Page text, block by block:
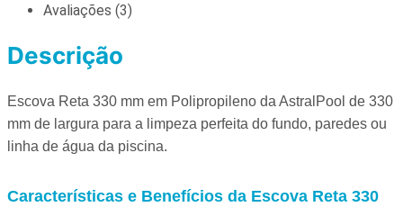
Avaliações (3)
Descrição
Escova Reta 330 mm em Polipropileno da AstralPool de 330
mm de largura para a limpeza perfeita do fundo, paredes ou
linha de água da piscina.
Características e Benefícios da Escova Reta 330